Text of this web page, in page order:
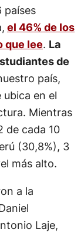
países
el 46% de los
que lee. La
de
país,
ubica en el
Mientras
de cada 10
(30,8%), 3
más alto.
a la
Laje,